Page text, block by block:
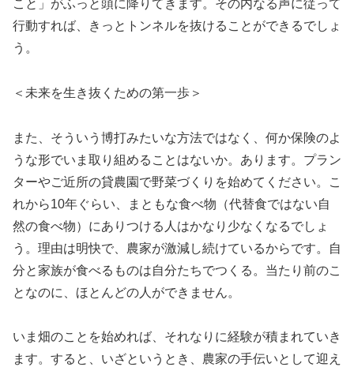
こと」がふっと頭に降りてきます。その内なる声に従って
行動すれば、きっとトンネルを抜けることができるでしょ
う。
＜未来を生き抜くための第一歩＞
また、そういう博打みたいな方法ではなく、何か保険のよ
うな形でいま取り組めることはないか。あります。プラン
ターやご近所の貸農園で野菜づくりを始めてください。こ
れから10年ぐらい、まともな食べ物（代替食ではない自
然の食べ物）にありつける人はかなり少なくなるでしょ
う。理由は明快で、農家が激減し続けているからです。自
分と家族が食べるものは自分たちでつくる。当たり前のこ
となのに、ほとんどの人ができません。
いま畑のことを始めれば、それなりに経験が積まれていき
ます。すると、いざというとき、農家の手伝いとして迎え